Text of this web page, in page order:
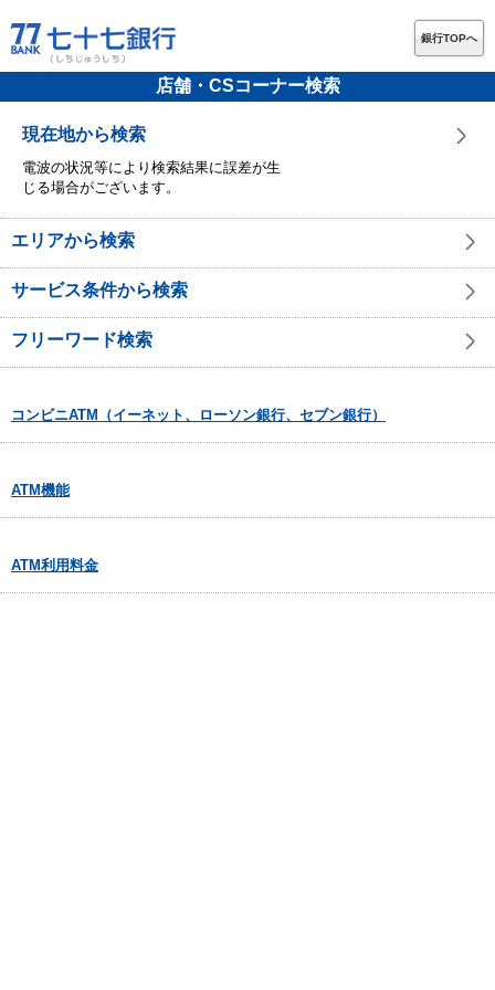
銀行TOPへ
店舗・CSコーナー検索
現在地から検索
電波の状況等により検索結果に誤差が生
じる場合がございます。
エリアから検索
サービス条件から検索
フリーワード検索
コンビニATM（イーネット、ローソン銀行、セブン銀行）
ATM機能
ATM利用料金